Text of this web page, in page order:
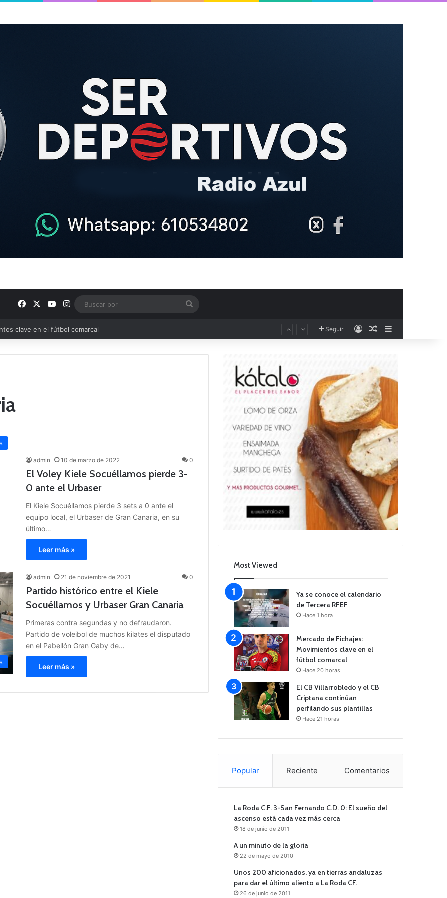
FacebookYouTube
Instagram
continúan perfilando sus plantillas Seguir AccesoPublicación al
admin 10 de marzo de 2022 0
El Voley Kiele Socuéllamos pierde 3-
0 ante el Urbaser
El Kiele Socuéllamos pierde 3 sets a 0 ante el
equipo local, el Urbaser de Gran Canaria, en su
último…
Leer más »
admin 21 de noviembre de 2021 0
Partido histórico entre el Kiele
Socuéllamos y Urbaser Gran Canaria
Primeras contra segundas y no defraudaron.
Partido de voleibol de muchos kilates el disputado
en el Pabellón Gran Gaby de…
Leer más »
Most Viewed
Ya se conoce el calendario
de Tercera RFEF
Hace 1 hora
Mercado de Fichajes:
Movimientos clave en el
fútbol comarcal
Hace 20 horas
El CB Villarrobledo y el CB
Criptana continúan
perfilando sus plantillas
Hace 21 horas
Popular Reciente Comentarios
La Roda C.F. 3-San Fernando C.D. 0: El sueño del
ascenso está cada vez más cerca
18 de junio de 2011
A un minuto de la gloria
22 de mayo de 2010
Unos 200 aficionados, ya en tierras andaluzas
para dar el último aliento a La Roda CF.
26 de junio de 2011